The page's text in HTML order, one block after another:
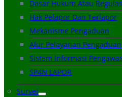
Dasar Hukum Atau
Hak Pelapor Dan Terlapor
Mekanisme Pengaduan
Alur Pelayanan Pengaduan
Sistem Informasi
SP4N LAPOR
Survei